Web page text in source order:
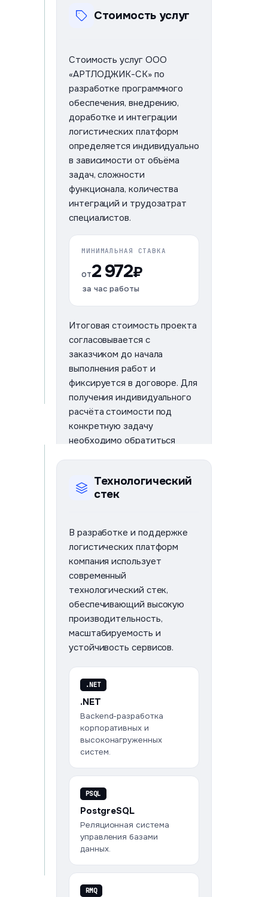
настройка
заказчика;
обучение и
консультационная
пользователей.
использования
программного
обеспечения
использования
TMS-платформы по
модели;
ежегодная
за использование
обеспечения;
предоставление
доступа к системе
по модели SaaS
(облачный сервис);
предоставление
обновлений, новых
улучшений в рамках
лицензии.
Стоимость услуг
Стоимость услуг ООО
«АРТЛОДЖИК-СК» по
разработке программного
обеспечения, внедрению,
доработке и интеграции
логистических платформ
определяется индивидуально
в зависимости от объёма
задач, сложности
функционала, количества
интеграций и трудозатрат
специалистов.
МИНИМАЛЬНАЯ СТАВКА
от2 972₽
за час работы
Итоговая стоимость проекта
согласовывается с
заказчиком до начала
выполнения работ и
фиксируется в договоре. Для
получения индивидуального
расчёта стоимости под
конкретную задачу
необходимо обратиться
направить запрос через
официальные контакты.
+7 499 647-41-23
Технологический
стек
В разработке и поддержке
логистических платформ
компания использует
современный
технологический стек,
обеспечивающий высокую
производительность,
масштабируемость и
устойчивость сервисов.
.NET
.NET
Backend-разработка
корпоративных и
высоконагруженных
систем.
PSQL
PostgreSQL
Реляционная система
управления базами
данных.
RMQ